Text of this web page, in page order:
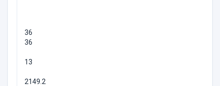
36
36
13
2149.2